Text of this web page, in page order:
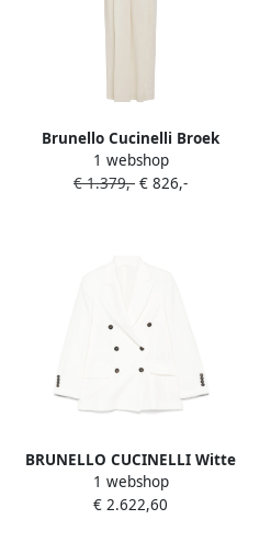
Brunello Cucinelli Broek
met wijde pijpen Wit
1 webshop
€ 1.379,- € 826,-
BRUNELLO CUCINELLI Witte
double-breasted blazer met
peak revers White Dames
1 webshop
€ 2.622,60